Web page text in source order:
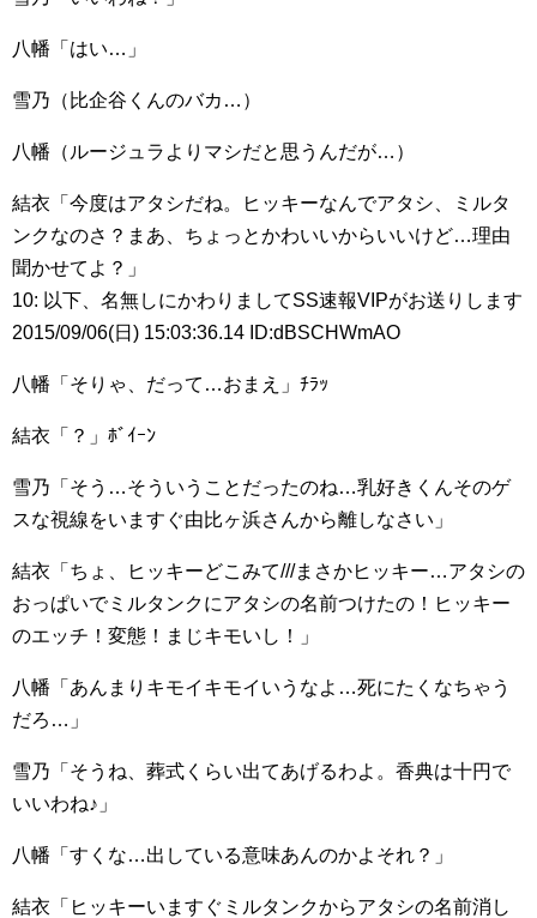
八幡「はい…」
雪乃（比企谷くんのバカ…）
八幡（ルージュラよりマシだと思うんだが…）
結衣「今度はアタシだね。ヒッキーなんでアタシ、ミルタ
ンクなのさ？まあ、ちょっとかわいいからいいけど…理由
聞かせてよ？」
10: 以下、名無しにかわりましてSS速報VIPがお送りします
2015/09/06(日) 15:03:36.14 ID:dBSCHWmAO
八幡「そりゃ、だって…おまえ」ﾁﾗｯ
結衣「？」ﾎﾞｲｰﾝ
雪乃「そう…そういうことだったのね…乳好きくんそのゲ
スな視線をいますぐ由比ヶ浜さんから離しなさい」
結衣「ちょ、ヒッキーどこみて///まさかヒッキー…アタシの
おっぱいでミルタンクにアタシの名前つけたの！ヒッキー
のエッチ！変態！まじキモいし！」
八幡「あんまりキモイキモイいうなよ…死にたくなちゃう
だろ…」
雪乃「そうね、葬式くらい出てあげるわよ。香典は十円で
いいわね♪」
八幡「すくな…出している意味あんのかよそれ？」
結衣「ヒッキーいますぐミルタンクからアタシの名前消し